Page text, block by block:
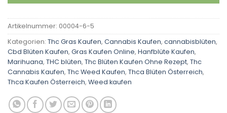
Artikelnummer: 00004-6-5
Kategorien: Thc Gras Kaufen, Cannabis Kaufen, cannabisblüten,
Cbd Blüten Kaufen, Gras Kaufen Online, Hanfblüte Kaufen,
Marihuana, THC blüten, Thc Blüten Kaufen Ohne Rezept, Thc
Cannabis Kaufen, Thc Weed Kaufen, Thca Blüten Österreich,
Thca Kaufen Österreich, Weed kaufen